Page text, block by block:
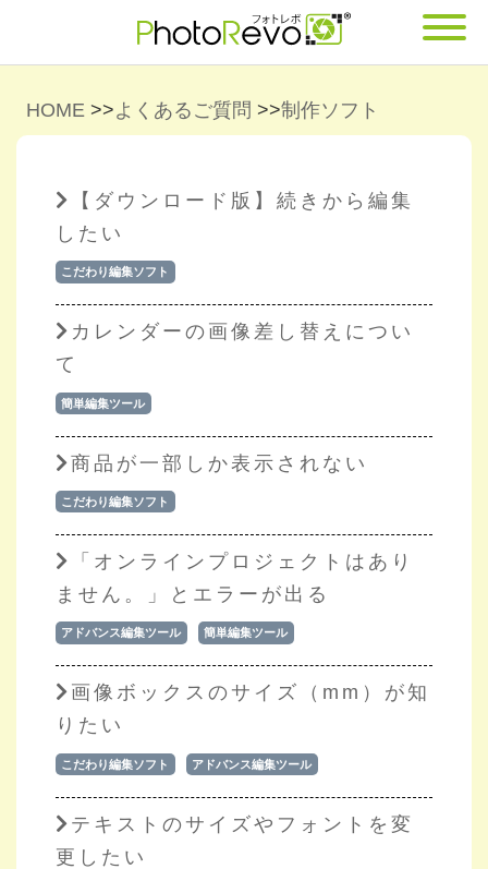
HOME >>よくあるご質問 >>制作ソフト
【ダウンロード版】続きから編集
したい
こだわり編集ソフト
カレンダーの画像差し替えについ
て
簡単編集ツール
商品が一部しか表示されない
こだわり編集ソフト
「オンラインプロジェクトはあり
ません。」とエラーが出る
アドバンス編集ツール 簡単編集ツール
画像ボックスのサイズ（mm）が知
りたい
こだわり編集ソフト アドバンス編集ツール
テキストのサイズやフォントを変
更したい